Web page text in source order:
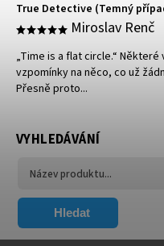
True Detective (Temný
Miroslav Renč
„Time is a flat circle.“
vzpomínky na něco, co už
Přesně proto...
VYHLEDÁVÁNÍ
Hledat